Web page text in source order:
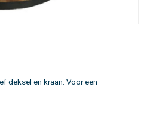
deksel en kraan. Voor een